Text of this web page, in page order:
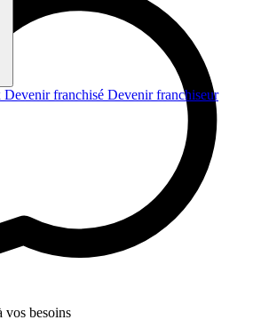
Devenir franchisé Devenir franchiseur
vos besoins